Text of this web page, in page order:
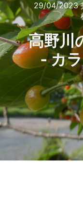
29/04/2023
高野川
‐ カラ